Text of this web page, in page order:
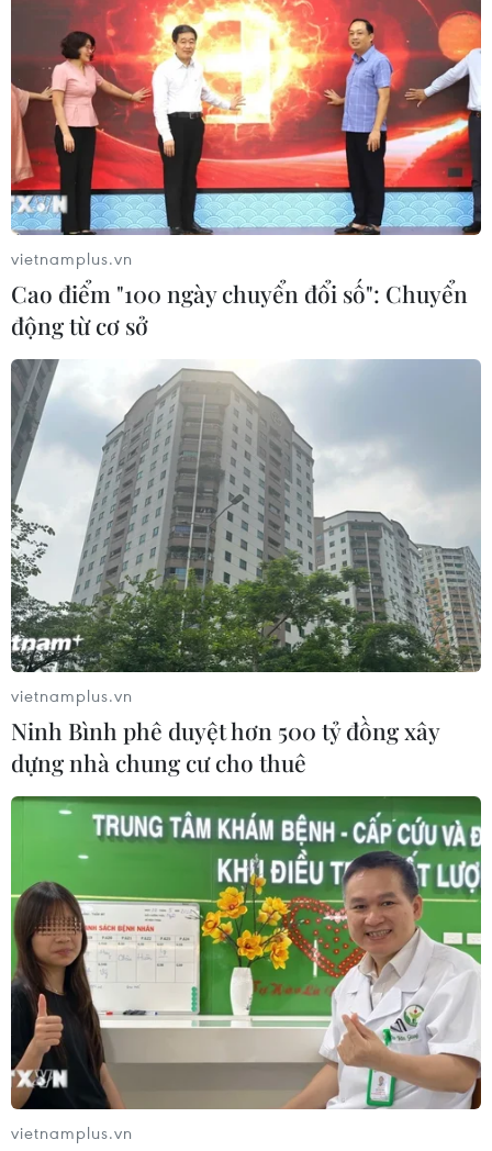
vietnamplus.vn
Cao điểm "100 ngày chuyển đổi số": Chuyển
động từ cơ sở
vietnamplus.vn
Ninh Bình phê duyệt hơn 500 tỷ đồng xây
dựng nhà chung cư cho thuê
vietnamplus.vn